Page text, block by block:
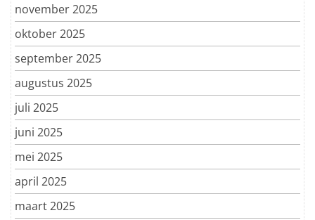
november 2025
oktober 2025
september 2025
augustus 2025
juli 2025
juni 2025
mei 2025
april 2025
maart 2025